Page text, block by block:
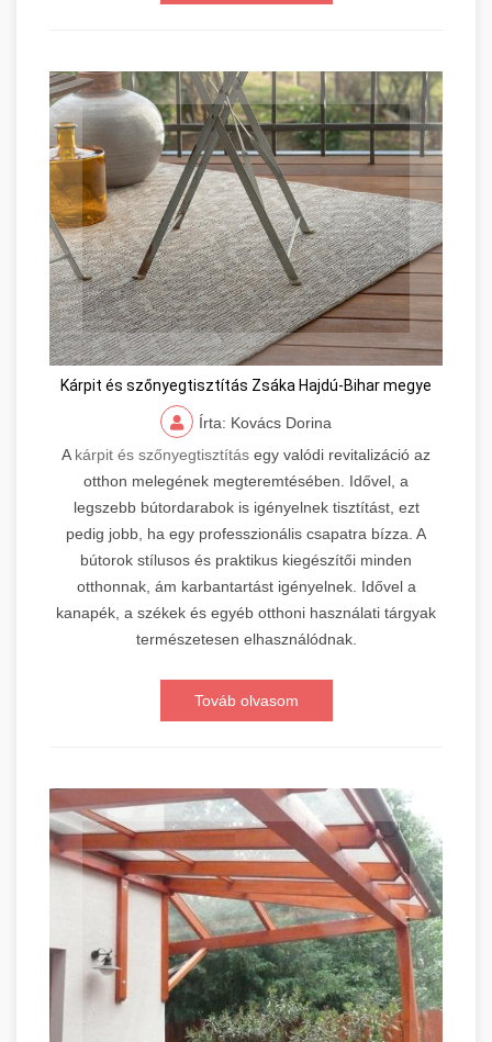
Kárpit és szőnyegtisztítás Zsáka Hajdú-Bihar megye
Írta: Kovács Dorina
A kárpit és szőnyegtisztítás egy valódi revitalizáció az
otthon melegének megteremtésében. Idővel, a
legszebb bútordarabok is igényelnek tisztítást, ezt
pedig jobb, ha egy professzionális csapatra bízza. A
bútorok stílusos és praktikus kiegészítői minden
otthonnak, ám karbantartást igényelnek. Idővel a
kanapék, a székek és egyéb otthoni használati tárgyak
természetesen elhasználódnak.
Továb olvasom